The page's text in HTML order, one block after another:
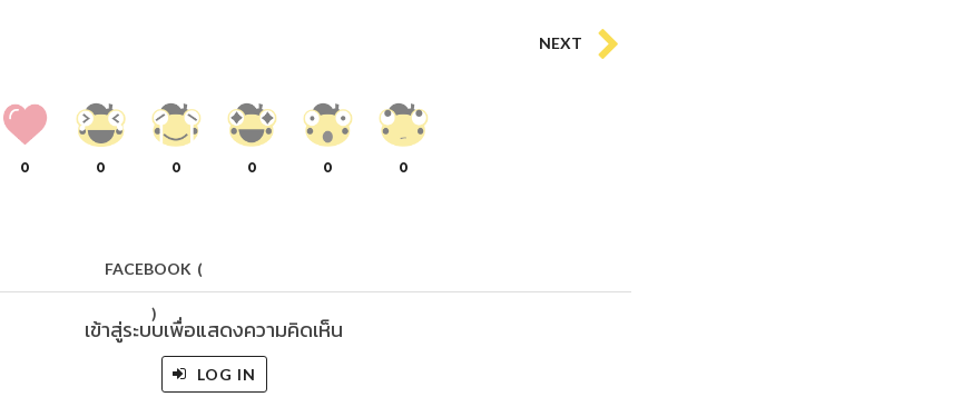
NEXT
0 0 0 0 0 0
FACEBOOK (
)
เข้าสู่ระบบเพื่อแสดงความคิดเห็น
LOG IN